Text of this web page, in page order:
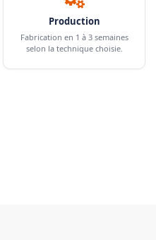
Production
Fabrication en 1 à 3 semaines
selon la technique choisie.